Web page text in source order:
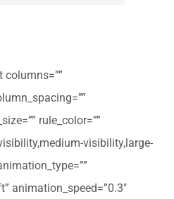
rule_color=””
visibility,large-
animation_speed=”0.3″